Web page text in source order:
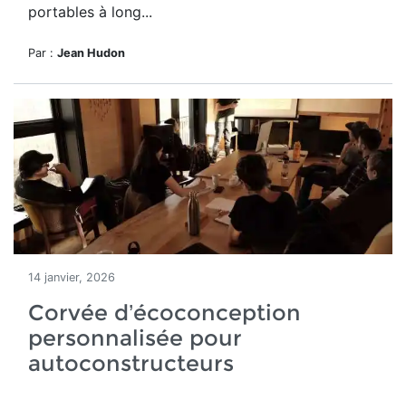
portables à long...
Par : Jean Hudon
14 janvier, 2026
Corvée d’écoconception
personnalisée pour
autoconstructeurs